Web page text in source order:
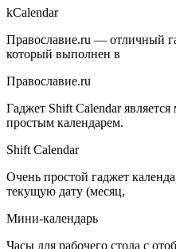
kCalendar
Православие.ru — отличный
который выполнен в
Православие.ru
Гаджет Shift Calendar
простым календарем.
Shift Calendar
Очень простой гаджет
текущую дату (месяц,
Мини-календарь
Часы для рабочего стола с